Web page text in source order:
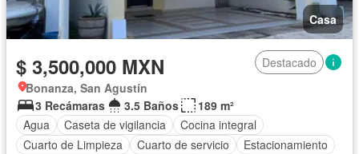
Casa
$ 3,500,000 MXN
Destacado
Bonanza, San Agustín
3 Recámaras
3.5 Baños
189 m²
Agua
Caseta de vigilancia
Cocina integral
Cuarto de Limpieza
Cuarto de servicio
Estacionamiento